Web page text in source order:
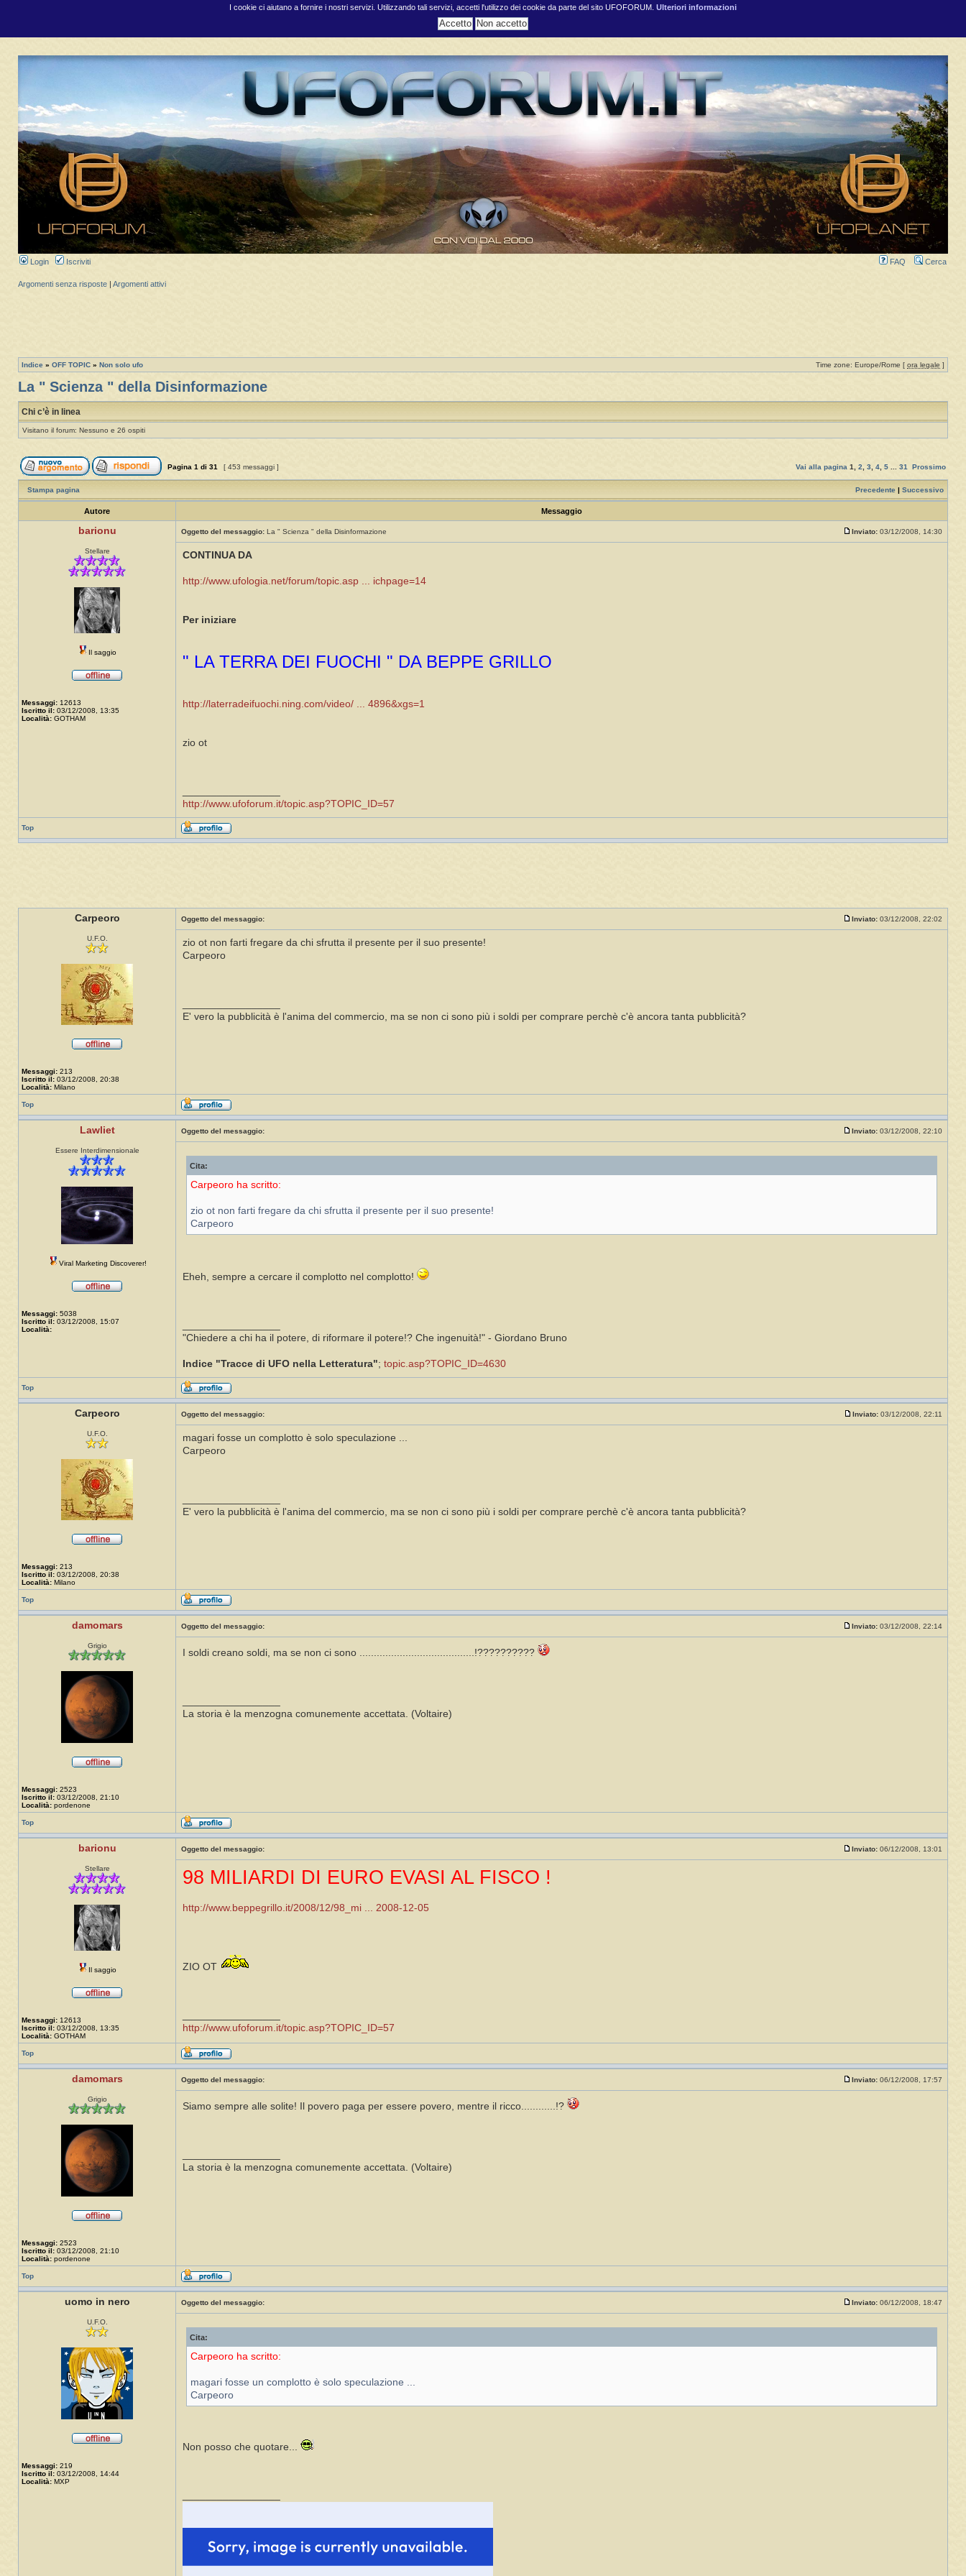
I cookie ci aiutano a fornire i nostri servizi. Utilizzando tali servizi, accetti l'utilizzo dei cookie da parte del sito UFOFORUM. Ulteriori informazioni
Login Iscriviti FAQ Cerca
Argomenti senza risposte Argomenti attivi
Indice » OFF TOPIC » Non solo ufo Time zone: Europe/Rome [ ora legale ]
La " Scienza " della Disinformazione
Chi c’è in linea
Visitano il forum: Nessuno e 26 ospiti
Pagina 1 di 31 [ 453 messaggi ] Vai alla pagina 1, 2, 3, 4, 5 ... 31 Prossimo
Stampa pagina Precedente Successivo
Autore Messaggio
barionu
Stellare
Il saggio
Messaggi: 12613
Iscritto il: 03/12/2008, 13:35
Località: GOTHAM
Oggetto del messaggio: La " Scienza " della Disinformazione Inviato: 03/12/2008, 14:30
CONTINUA DA
http://www.ufologia.net/forum/topic.asp ... ichpage=14
Per iniziare
" LA TERRA DEI FUOCHI " DA BEPPE GRILLO
http://laterradeifuochi.ning.com/video/ ... 4896&xgs=1
zio ot
http://www.ufoforum.it/topic.asp?TOPIC_ID=57
Top
Carpeoro
U.F.O.
Messaggi: 213
Iscritto il: 03/12/2008, 20:38
Località: Milano
Oggetto del messaggio: Inviato: 03/12/2008, 22:02
zio ot non farti fregare da chi sfrutta il presente per il suo presente!
Carpeoro
E' vero la pubblicità è l'anima del commercio, ma se non ci sono più i soldi per comprare perchè c'è ancora tanta pubblicità?
Top
Lawliet
Essere Interdimensionale
Viral Marketing Discoverer!
Messaggi: 5038
Iscritto il: 03/12/2008, 15:07
Località:
Oggetto del messaggio: Inviato: 03/12/2008, 22:10
Cita:
Carpeoro ha scritto:
zio ot non farti fregare da chi sfrutta il presente per il suo presente!
Carpeoro
Eheh, sempre a cercare il complotto nel complotto!
"Chiedere a chi ha il potere, di riformare il potere!? Che ingenuità!" - Giordano Bruno
Indice "Tracce di UFO nella Letteratura"; topic.asp?TOPIC_ID=4630
Top
Carpeoro
U.F.O.
Messaggi: 213
Iscritto il: 03/12/2008, 20:38
Località: Milano
Oggetto del messaggio: Inviato: 03/12/2008, 22:11
magari fosse un complotto è solo speculazione ...
Carpeoro
E' vero la pubblicità è l'anima del commercio, ma se non ci sono più i soldi per comprare perchè c'è ancora tanta pubblicità?
Top
damomars
Grigio
Messaggi: 2523
Iscritto il: 03/12/2008, 21:10
Località: pordenone
Oggetto del messaggio: Inviato: 03/12/2008, 22:14
I soldi creano soldi, ma se non ci sono ........................................!??????????
La storia è la menzogna comunemente accettata. (Voltaire)
Top
barionu
Stellare
Il saggio
Messaggi: 12613
Iscritto il: 03/12/2008, 13:35
Località: GOTHAM
Oggetto del messaggio: Inviato: 06/12/2008, 13:01
98 MILIARDI DI EURO EVASI AL FISCO !
http://www.beppegrillo.it/2008/12/98_mi ... 2008-12-05
ZIO OT
http://www.ufoforum.it/topic.asp?TOPIC_ID=57
Top
damomars
Grigio
Messaggi: 2523
Iscritto il: 03/12/2008, 21:10
Località: pordenone
Oggetto del messaggio: Inviato: 06/12/2008, 17:57
Siamo sempre alle solite! Il povero paga per essere povero, mentre il ricco............!?
La storia è la menzogna comunemente accettata. (Voltaire)
Top
uomo in nero
U.F.O.
Messaggi: 219
Iscritto il: 03/12/2008, 14:44
Località: MXP
Oggetto del messaggio: Inviato: 06/12/2008, 18:47
Cita:
Carpeoro ha scritto:
magari fosse un complotto è solo speculazione ...
Carpeoro
Non posso che quotare...